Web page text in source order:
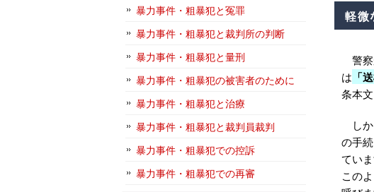
軽微
警察
は 「
条本文
しか
の手
てい
この
暴力事件・粗暴犯と冤罪
暴力事件・粗暴犯と裁判所の判断
暴力事件・粗暴犯と量刑
暴力事件・粗暴犯の被害者のために
暴力事件・粗暴犯と治療
暴力事件・粗暴犯と裁判員裁判
暴力事件・粗暴犯での控訴
暴力事件・粗暴犯での再審